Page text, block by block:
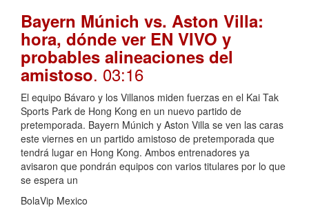
Bayern Múnich vs. Aston Villa:
hora, dónde ver EN VIVO y
probables alineaciones del
amistoso. 03:16
El equipo Bávaro y los Villanos miden fuerzas en el Kai Tak
Sports Park de Hong Kong en un nuevo partido de
pretemporada. Bayern Múnich y Aston Villa se ven las caras
este viernes en un partido amistoso de pretemporada que
tendrá lugar en Hong Kong. Ambos entrenadores ya
avisaron que pondrán equipos con varios titulares por lo que
se espera un
BolaVip Mexico